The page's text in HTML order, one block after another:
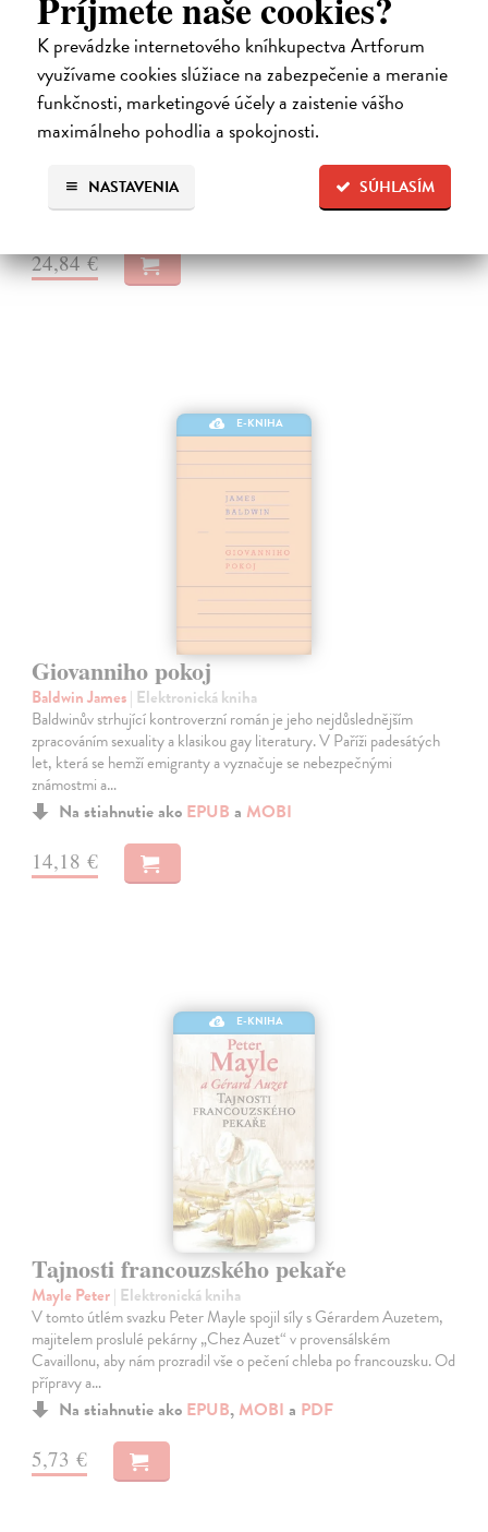
K prevádzke internetového kníhkupectva Artforum
využívame cookies slúžiace na zabezpečenie a meranie
funkčnosti, marketingové účely a zaistenie vášho
maximálneho pohodlia a spokojnosti.
SÚHLASÍM
NASTAVENIA
Město a jeho nejisté zdi
Murakami Haruki| Elektronická kniha
Město a jeho nejisté zdi – dlouho očekávaný román Harukiho
Murakamiho volně navazuje na autorovu starší novelu z roku 1980 a
tematicky se prolíná s jeho kultovním dílem Konec světa & Hard-
boiled Wonderland.…
Na stiahnutie akoEPUB
24,84 €
E-KNIHA
Giovanniho pokoj
Baldwin James| Elektronická kniha
Baldwinův strhující kontroverzní román je jeho nejdůslednějším
zpracováním sexuality a klasikou gay literatury. V Paříži padesátých
let, která se hemží emigranty a vyznačuje se nebezpečnými
známostmi a…
Na stiahnutie ako EPUB a MOBI
14,18 €
E-KNIHA
Tajnosti francouzského pekaře
Mayle Peter| Elektronická kniha
V tomto útlém svazku Peter Mayle spojil síly s Gérardem Auzetem,
majitelem proslulé pekárny „Chez Auzet“ v provensálském
Cavaillonu, aby nám prozradil vše o pečení chleba po francouzsku. Od
přípravy a…
Na stiahnutie ako EPUB, MOBI a PDF
5,73 €